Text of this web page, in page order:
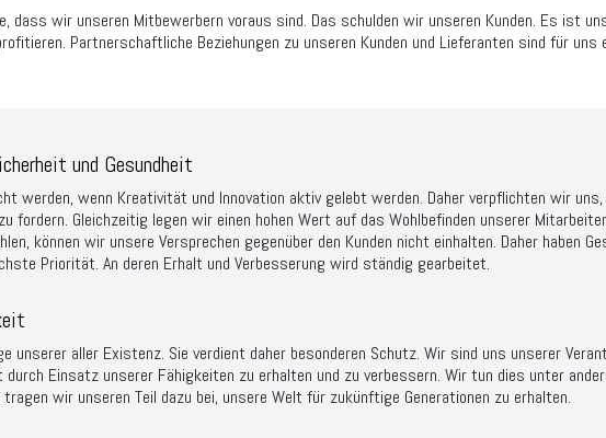
dass wir unseren Mitbewerbern voraus sind. Das schulden wir unseren Kunden. Es ist
Partnerschaftliche Beziehungen zu unseren Kunden und Lieferanten sind für
und Gesundheit
werden, wenn Kreativität und Innovation aktiv gelebt werden. Daher verpflichten wir
fordern. Gleichzeitig legen wir einen hohen Wert auf das Wohlbefinden unserer
können wir unsere Versprechen gegenüber den Kunden nicht einhalten. Daher haben
Priorität. An deren Erhalt und Verbesserung wird ständig gearbeitet.
unserer aller Existenz. Sie verdient daher besonderen Schutz. Wir sind uns unserer
durch Einsatz unserer Fähigkeiten zu erhalten und zu verbessern. Wir tun dies unter
wir unseren Teil dazu bei, unsere Welt für zukünftige Generationen zu erhalten.